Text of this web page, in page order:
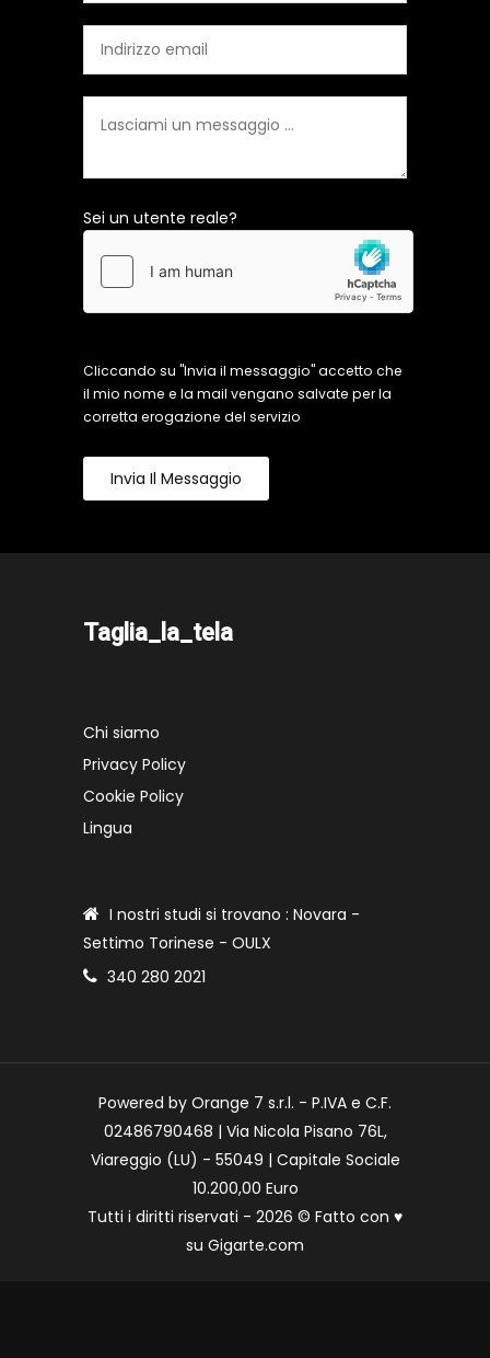
Sei un utente reale?
Cliccando su "Invia il messaggio" accetto che
il mio nome e la mail vengano salvate per la
corretta erogazione del servizio
Invia Il Messaggio
Taglia_la_tela
Chi siamo
Privacy Policy
Cookie Policy
Lingua
I nostri studi si trovano : Novara -
Settimo Torinese - OULX
340 280 2021
Powered by Orange 7 s.r.l. - P.IVA e C.F.
02486790468 | Via Nicola Pisano 76L,
Viareggio (LU) - 55049 | Capitale Sociale
10.200,00 Euro
Tutti i diritti riservati - 2026 © Fatto con ♥
su Gigarte.com